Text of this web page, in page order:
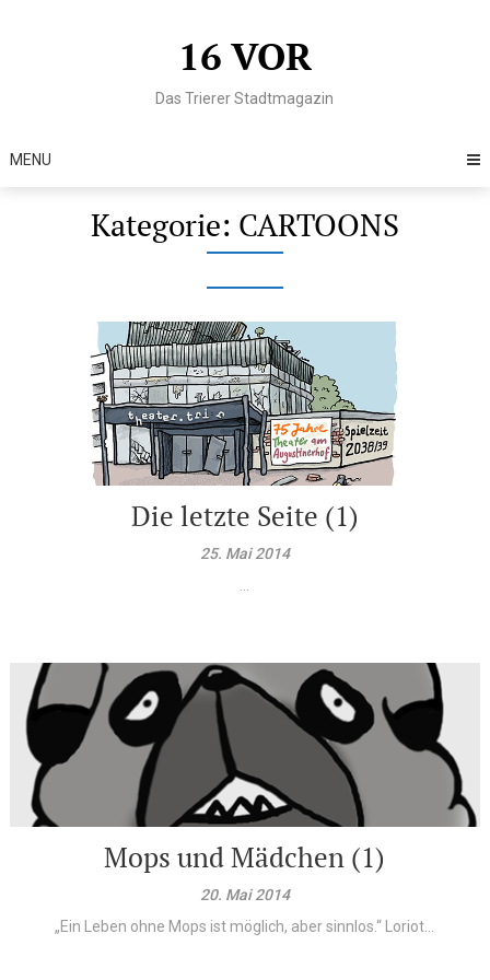
16 VOR
Das Trierer Stadtmagazin
MENU
Kategorie: CARTOONS
Die letzte Seite (1)
25. Mai 2014
Mops und Mädchen (1)
20. Mai 2014
„Ein Leben ohne Mops ist möglich, aber sinnlos.“ Loriot...